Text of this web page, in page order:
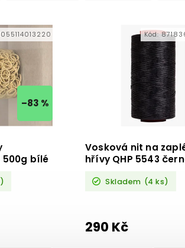
–83 %
500g bílé
Vosková nit na
hřívy QHP 5543
Skladem (4 ks)
290 Kč
Kód: